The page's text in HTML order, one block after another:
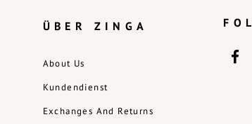
ÜBER ZINGA
About Us
Kundendienst
Exchanges And Returns